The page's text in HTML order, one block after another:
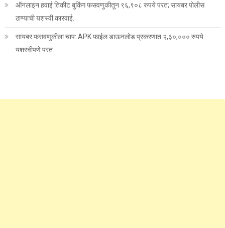
ऑनलाइन हवाई तिकीट बुकिंग फसवणुकीतून ९६,९०८ रुपये परत; सायबर पोलीस
ठाण्याची यशस्वी कारवाई.
सायबर फसवणुकीला चाप: APK फाईल डाऊनलोड प्रकरणात २,३०,००० रुपये
यशस्वीपणे परत.